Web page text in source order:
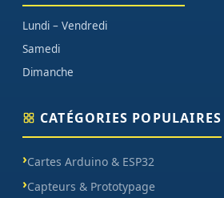
Lundi – Vendredi
Samedi
Dimanche
CATÉGORIES POPULAIRES
Cartes Arduino & ESP32
Capteurs & Prototypage